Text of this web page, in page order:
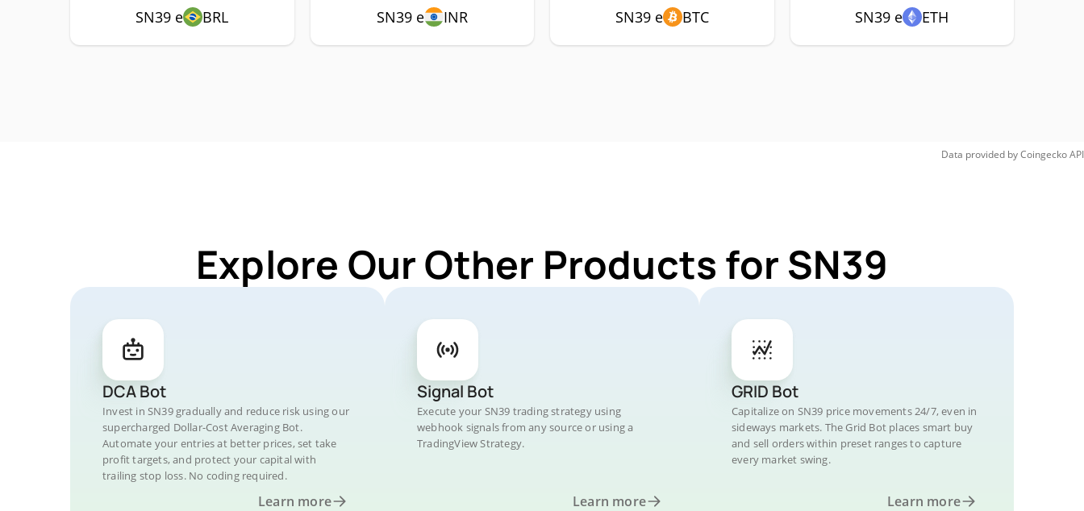
SN39 e BRL SN39 e INR SN39 e BTC SN39 e ETH
Data provided byCoingeckoAPI
Explore Our Other Products for SN39
DCA Bot
Invest in SN39 gradually and reduce risk using our
supercharged Dollar-Cost Averaging Bot.
Automate your entries at better prices, set take
profit targets, and protect your capital with
trailing stop loss. No coding required.
Learn more
Signal Bot
Execute your SN39 trading strategy using
webhook signals from any source or using a
TradingView Strategy.
Learn more
GRID Bot
Capitalize on SN39 price movements 24/7, even in
sideways markets. The Grid Bot places smart buy
and sell orders within preset ranges to capture
every market swing.
Learn more